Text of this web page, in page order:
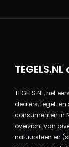
TEGELS.NL, het
dealers, tegel-en
consumenten in
overzicht van
natuursteen en